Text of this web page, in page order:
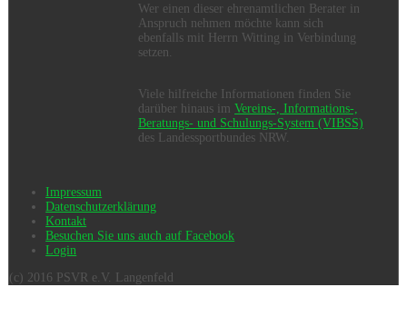
Wer einen dieser ehrenamtlichen Berater in
Anspruch nehmen möchte kann sich
ebenfalls mit Herrn Witting in Verbindung
setzen.
Viele hilfreiche Informationen finden Sie
darüber hinaus imVereins-, Informations-,
Beratungs- und Schulungs-System (VIBSS)
des Landessportbundes NRW.
Impressum
Datenschutzerklärung
Kontakt
Besuchen Sie uns auch auf Facebook
Login
(c) 2016 PSVR e.V. Langenfeld